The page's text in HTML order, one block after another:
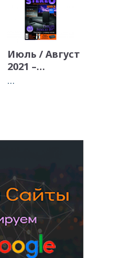
Июль / Август
2021 –…
…